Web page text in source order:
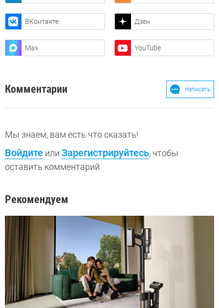
ВКонтакте Дзен
Max YouTube
Комментарии Написать
Мы знаем, вам есть что сказать!
Войдите или Зарегистрируйтесь, чтобы
оставить комментарий
Рекомендуем